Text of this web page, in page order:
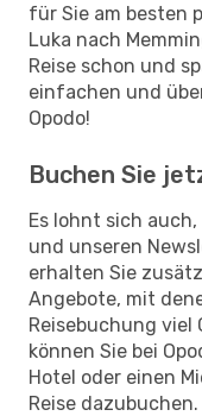
für Sie am besten
Luka nach
Reise schon und
einfachen und
Opodo!
Buchen Sie
Es lohnt sich
und unseren
erhalten Sie
Angebote, mit
Reisebuchung viel
können Sie bei
Hotel oder einen
Reise